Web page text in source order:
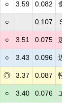
○ 3.59 0.082 食
○ 0.107 Ｓ
○ 3.51 0.075 速
○ 3.43 0.096 近
◎ 3.37 0.087 軽
○ 3.40 0.076 エ